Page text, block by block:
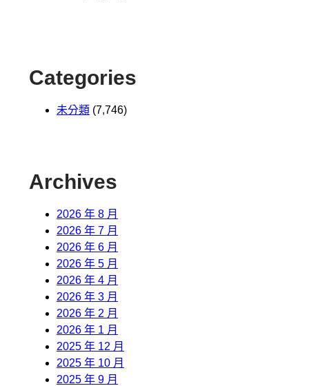
Categories
未分類 (7,746)
Archives
2026 年 8 月
2026 年 7 月
2026 年 6 月
2026 年 5 月
2026 年 4 月
2026 年 3 月
2026 年 2 月
2026 年 1 月
2025 年 12 月
2025 年 10 月
2025 年 9 月